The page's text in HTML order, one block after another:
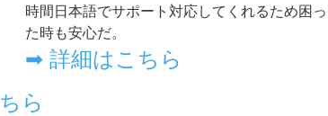
時間日本語でサポート対応してくれるため困っ
た時も安心だ。
➡ 詳細はこちら
ら